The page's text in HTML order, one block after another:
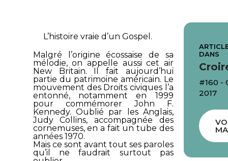
L’histoire vraie d’un Gospel.
Malgré l’origine écossaise de sa
mélodie, on appelle aussi cet air
New Britain. Il fait aujourd’hui
partie du patrimoine américain. Le
mouvement des Droits civiques l’a
entonné, notamment en 1999
pour commémorer John F.
Kennedy. Oublié par les Anglais,
Judy Collins, accompagnée des
cornemuses, en a fait un tube des
années 1970.
Mais ce sont avant tout ses paroles
qu’il ne faudrait surtout pas
DANS
#160 -
2017